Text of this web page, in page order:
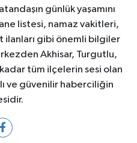
günlük yaşamını
listesi, namaz vakitleri,
ilanları gibi önemli bilgiler
Akhisar, Turgutlu,
tüm ilçelerin sesi olan
ve güvenilir haberciliğin